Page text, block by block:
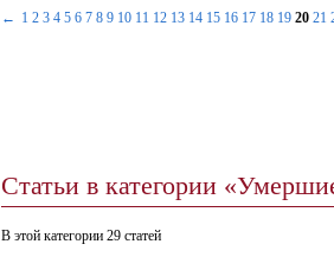
← 1 2 3 4 5 6 7 8 9 10 11 12 13 14 15 16 17 18 19 20 21
Статьи в категории
В этой категории 29 статей